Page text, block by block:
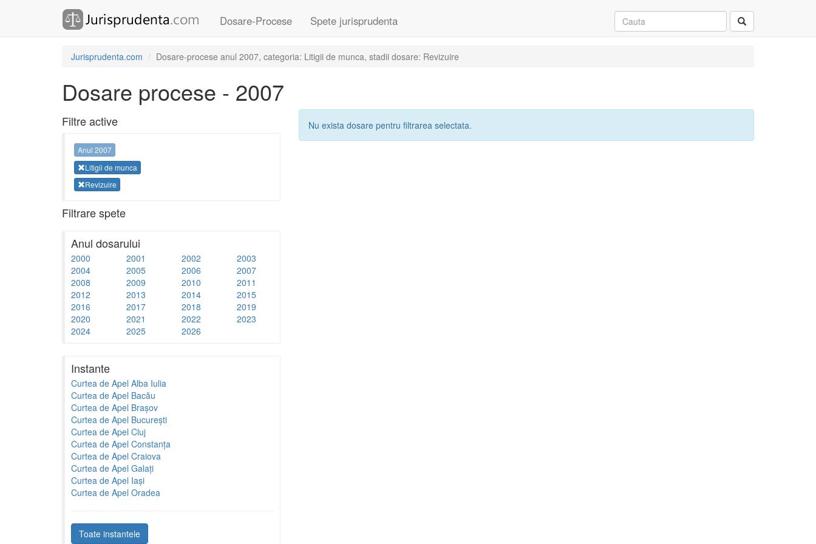
Dosare-Procese Spete jurisprudenta
Jurisprudenta.com Dosare-procese anul 2007, categoria: Litigii de munca, stadii dosare: Revizuire
Dosare procese - 2007
Filtre active
Anul 2007
Litigii de munca
Revizuire
Filtrare spete
Anul dosarului
2000 2001 2002
2003
2004
2005 2006
2007
2008
2009 2010
2011
2012
2013 2014
2015
2016
2017 2018
2019
2020
2021 2022
2023
2024
2025 2026
Instante
Curtea de Apel Alba Iulia
Curtea de Apel Bacău
Curtea de Apel Brașov
Curtea de Apel București
Curtea de Apel Cluj
Curtea de Apel Constanța
Curtea de Apel Craiova
Curtea de Apel Galați
Curtea de Apel Iași
Curtea de Apel Oradea
Toate instantele
Nu exista dosare pentru filtrarea selectata.